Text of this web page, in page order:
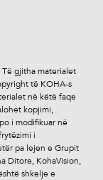
gjitha materialet
të KOHA-s
në këtë faqe
kopjimi,
i modiﬁkuar në
i
pa lejen e Grupit
Ditore, KohaVision,
shkelje e